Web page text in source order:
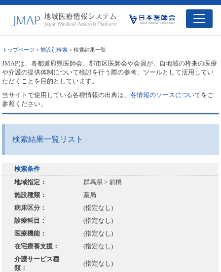
トップページ >施設別検索 > 検索結果一覧
JMAPは、各都道府県医師会、郡市区医師会や会員が、自地域の将来の医療
や介護の提供体制について検討を行う際の参考、ツールとして活用してい
ただくことを目的としています。
当サイトで使用している各種情報の出典は、各情報のソースについてをご
参照ください。
検索結果一覧リスト
検索条件
地域指定：
群馬県 > 前橋
施設種類：
薬局
病床区分：
(指定なし)
診療科目：
(指定なし)
医療機能：
(指定なし)
在宅療養支援：
(指定なし)
介護サービス種
類：
(指定なし)